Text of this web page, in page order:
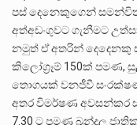
පස් දෙනෙකුගෙන්
අත්අඩංගුවට ගැනීමට
නමුත් ඒ අතරින් දෙදෙනකු
කිලෝග්‍රෑම් 150ක් පමණ,
තොගයක් වනජීවී
අතර විමර්ෂණ අවසන්කර
7.30 ට පමණ බූන්දල